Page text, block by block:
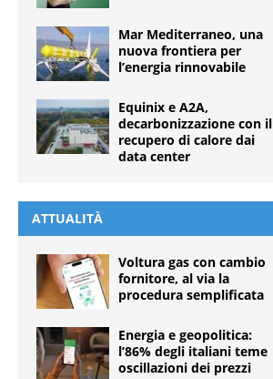
Mar Mediterraneo, una
nuova frontiera per
l’energia rinnovabile
Equinix e A2A,
decarbonizzazione con il
recupero di calore dai
data center
ATTUALITÀ
Voltura gas con cambio
fornitore, al via la
procedura semplificata
Energia e geopolitica:
l’86% degli italiani teme
oscillazioni dei prezzi